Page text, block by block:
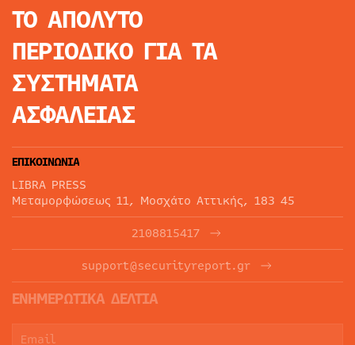
ΤΟ ΑΠΟΛΥΤΟ
ΠΕΡΙΟΔΙΚΟ ΓΙΑ ΤΑ
ΣΥΣΤΗΜΑΤΑ
ΑΣΦΑΛΕΙΑΣ
ΕΠΙΚΟΙΝΩΝΙΑ
LIBRA PRESS
Μεταμορφώσεως 11, Μοσχάτο Αττικής, 183 45
2108815417
support@securityreport.gr
ΕΝΗΜΕΡΩΤΙΚΑ ΔΕΛΤΙΑ